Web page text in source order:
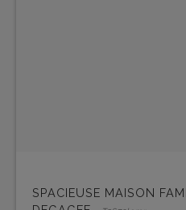
SPACIEUSE MAISON